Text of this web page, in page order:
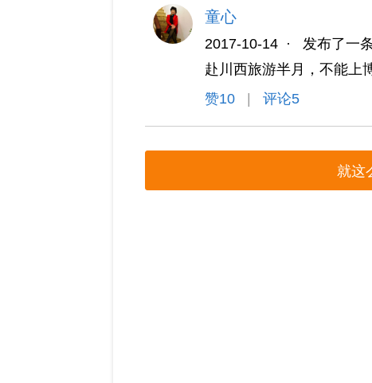
童心
2017-10-14 ·
发布了一
赴川西旅游半月，不能上
赞10 评论5
就这